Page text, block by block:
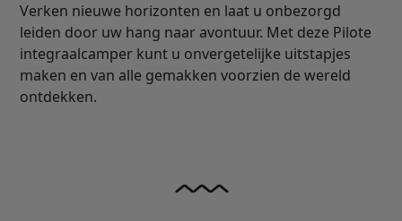
Verken nieuwe horizonten en laat u onbezorgd
leiden door uw hang naar avontuur. Met deze Pilote
integraalcamper kunt u onvergetelijke uitstapjes
maken en van alle gemakken voorzien de wereld
ontdekken.